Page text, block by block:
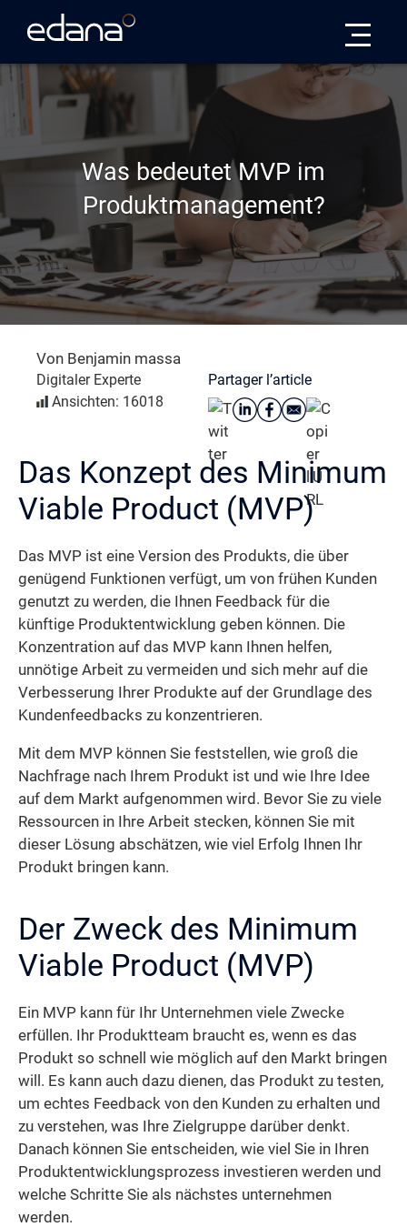
Was bedeutet MVP im
Produktmanagement?
Von Benjamin massa
Digitaler Experte
Ansichten: 16018
Partager l’article
Das Konzept des Minimum
Viable Product (MVP)
Das MVP ist eine Version des Produkts, die über
genügend Funktionen verfügt, um von frühen Kunden
genutzt zu werden, die Ihnen Feedback für die
künftige Produktentwicklung geben können. Die
Konzentration auf das MVP kann Ihnen helfen,
unnötige Arbeit zu vermeiden und sich mehr auf die
Verbesserung Ihrer Produkte auf der Grundlage des
Kundenfeedbacks zu konzentrieren.
Mit dem MVP können Sie feststellen, wie groß die
Nachfrage nach Ihrem Produkt ist und wie Ihre Idee
auf dem Markt aufgenommen wird. Bevor Sie zu viele
Ressourcen in Ihre Arbeit stecken, können Sie mit
dieser Lösung abschätzen, wie viel Erfolg Ihnen Ihr
Produkt bringen kann.
Der Zweck des Minimum
Viable Product (MVP)
Ein MVP kann für Ihr Unternehmen viele Zwecke
erfüllen. Ihr Produktteam braucht es, wenn es das
Produkt so schnell wie möglich auf den Markt bringen
will. Es kann auch dazu dienen, das Produkt zu testen,
um echtes Feedback von den Kunden zu erhalten und
zu verstehen, was Ihre Zielgruppe darüber denkt.
Danach können Sie entscheiden, wie viel Sie in Ihren
Produktentwicklungsprozess investieren werden und
welche Schritte Sie als nächstes unternehmen
werden.